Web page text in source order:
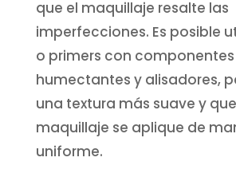
que el maquillaje resalte las
imperfecciones. Es posible
o primers con componentes
humectantes y alisadores,
una textura más suave y
maquillaje se aplique de
uniforme.